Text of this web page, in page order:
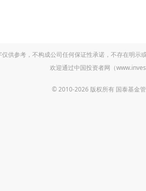
供参考，不构成公司任何保证性承诺，不存在明
欢迎通过中国投资者网（
© 2010-2026 版权所有 国泰基金